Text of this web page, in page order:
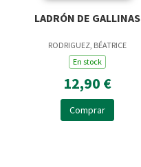
LADRÓN DE GALLINAS
RODRIGUEZ, BÉATRICE
En stock
12,90 €
Comprar